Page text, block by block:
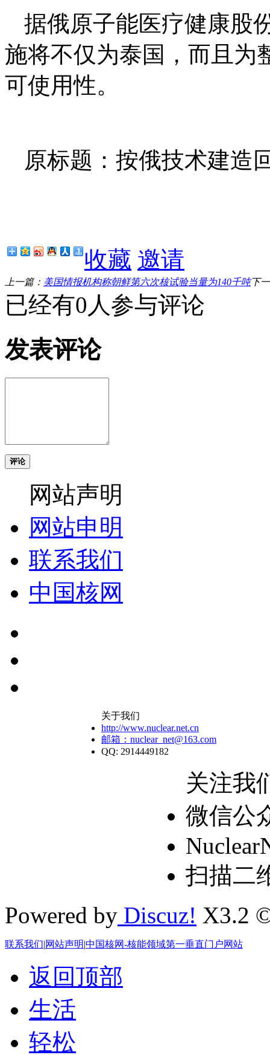
据俄原子能医疗健康股
施将不仅为泰国，而且为
可使用性。
原标题：按俄技术建造
收藏 邀请
上一篇： 美国情报机构称朝鲜第六次核试验当量为140千吨下
已经有0人参与评论
发表评论
评论
网站声明
网站申明
联系我们
中国核网
关于我们
http://www.nuclear.net.cn
邮箱：nuclear_net@163.com
QQ: 2914449182
关注我
微信公
扫描二
Powered by Discuz! X3.2
联系我们|网站声明|中国核网-核能领域第一垂直门户网站
返回顶部
生活
轻松